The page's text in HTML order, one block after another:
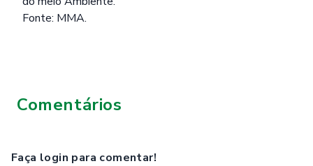
Fonte: MMA.
Comentários
Faça login para comentar!